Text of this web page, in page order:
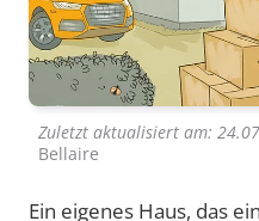
Zuletzt aktualisiert am:
Bellaire
Ein eigenes Haus, das